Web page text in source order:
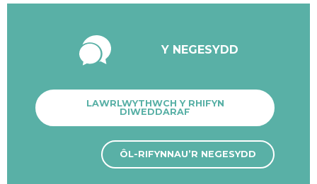
Y NEGESYDD
LAWRLWYTHWCH Y RHIFYN
DIWEDDARAF
ÔL-RIFYNNAU’R NEGESYDD